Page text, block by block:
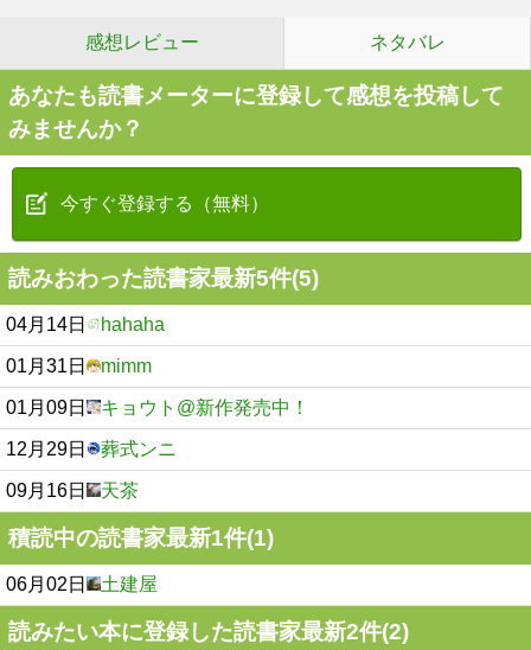
感想レビュー ネタバレ
あなたも読書メーターに登録して感想を投稿して
みませんか？
今すぐ登録する（無料）
読みおわった読書家最新5件(5)
04月14日 hahaha
01月31日 mimm
01月09日 キョウト@新作発売中！
12月29日 葬式ンニ
09月16日 天茶
積読中の読書家最新1件(1)
06月02日 土建屋
読みたい本に登録した読書家最新2件(2)